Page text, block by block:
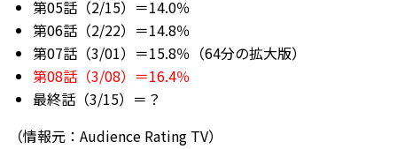
第05話（2/15）＝14.0％
第06話（2/22）＝14.8％
第07話（3/01）＝15.8％（64分の拡大版）
第08話（3/08）＝16.4％
最終話（3/15）＝？
（情報元：Audience Rating TV）